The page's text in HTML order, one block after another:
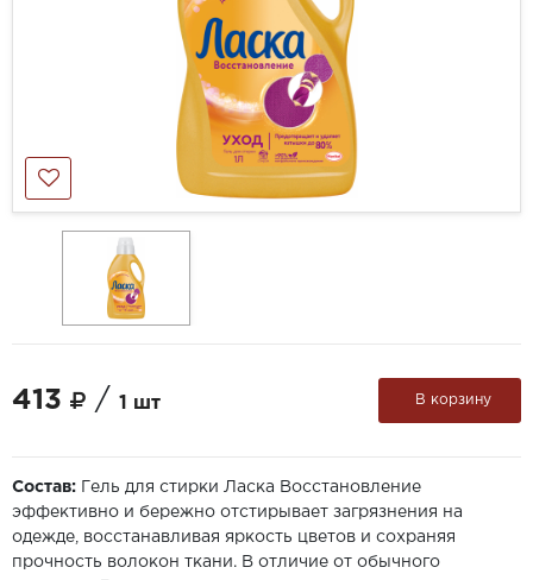
413 / 1 шт В корзину
Состав:
Гель для стирки Ласка Восстановление
эффективно и бережно отстирывает загрязнения на
одежде, восстанавливая яркость цветов и сохраняя
прочность волокон ткани. В отличие от обычного